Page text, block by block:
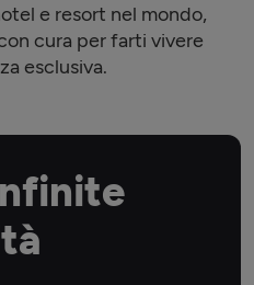
e resort nel mondo,
cura per farti vivere
esclusiva.